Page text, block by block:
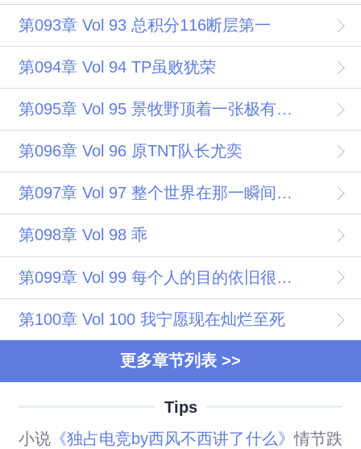
第093章 Vol 93 总积分116断层第一
第094章 Vol 94 TP虽败犹荣
第095章 Vol 95 景牧野顶着一张极有侵略性的脸 Fuck off
第096章 Vol 96 原TNT队长尤奕
第097章 Vol 97 整个世界在那一瞬间化作巨大的虚无
第098章 Vol 98 乖
第099章 Vol 99 每个人的目的依旧很明确 拿冠军
第100章 Vol 100 我宁愿现在灿烂至死
更多章节列表 >>
Tips
小说《独占电竞by西风不西讲了什么》情节跌